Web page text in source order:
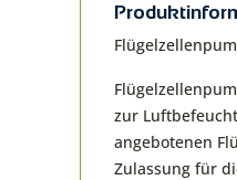
zur
angebotenen
Zulassung für